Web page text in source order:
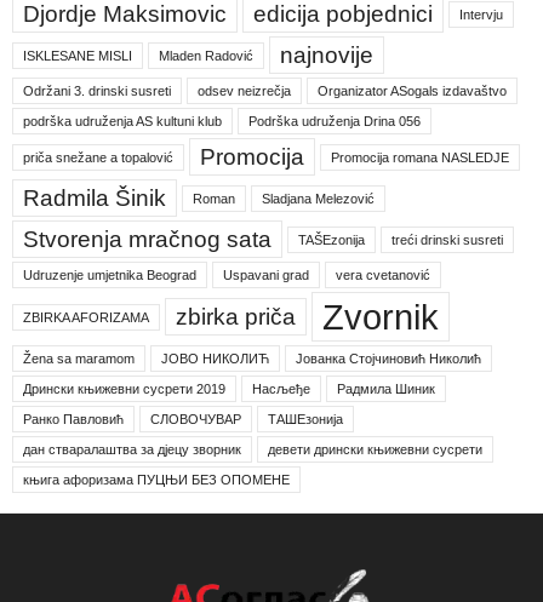
Djordje Maksimovic edicija pobjednici Intervju
ISKLESANE MISLI Mladen Radović najnovije
Održani 3. drinski susreti odsev neizrečja Organizator ASogals izdavaštvo
podrška udruženja AS kultuni klub Podrška udruženja Drina 056
priča snežane a topalović Promocija Promocija romana NASLEDJE
Radmila Šinik Roman Sladjana Melezović
Stvorenja mračnog sata TAŠEzonija treći drinski susreti
Udruzenje umjetnika Beograd Uspavani grad vera cvetanović
ZBIRKA AFORIZAMA zbirka priča Zvornik
Žena sa maramom ЈОВО НИКОЛИЋ Јованка Стојчиновић Николић
Дрински књижевни сусрети 2019 Насљеђе Радмила Шиник
Ранко Павловић СЛОВОЧУВАР ТАШЕзонија
дан стваралаштва за дјецу зворник девети дрински књижевни сусрети
књига афоризама ПУЦЊИ БЕЗ ОПОМЕНЕ